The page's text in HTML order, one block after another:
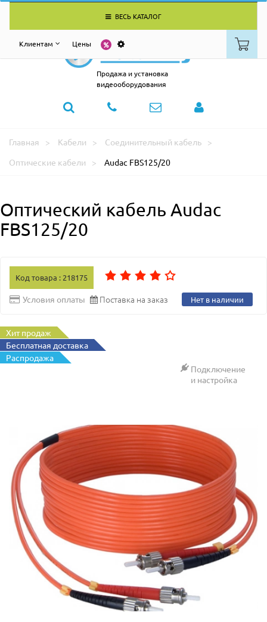
ВЕСЬ КАТАЛОГ
Клиентам Цены
Продажа и установка
видеооборудования
Главная Кабели
Соединительный кабель
Оптические кабели
Audac FBS125/20
Оптический кабель Audac
FBS125/20
Код товара : 218175
Условия оплаты Поставка на заказ Нет в наличии
Хит продаж
Бесплатная доставка
Распродажа
Подключение
и настройка